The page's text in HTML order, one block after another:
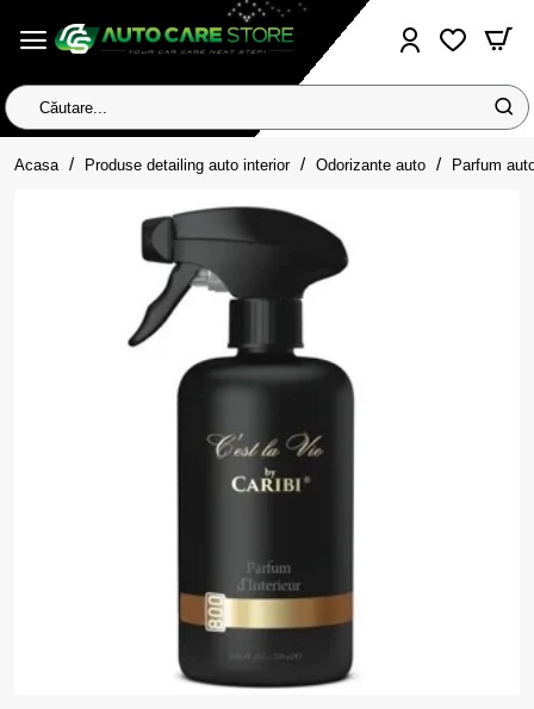
Căutare...
Acasa homeProduse detailing auto interior Odorizante auto Parfum